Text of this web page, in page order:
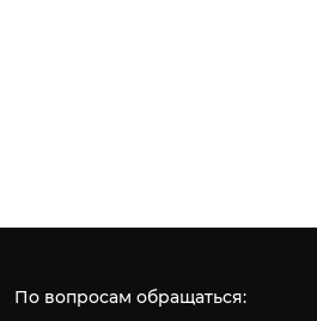
По вопросам обращаться: